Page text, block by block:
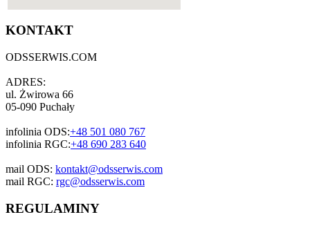
KONTAKT
ODSSERWIS.COM
ADRES:
ul. Żwirowa 66
05-090 Puchały
infolinia ODS:+48 501 080 767
infolinia RGC:+48 690 283 640
mail ODS: kontakt@odsserwis.com
mail RGC: rgc@odsserwis.com
REGULAMINY